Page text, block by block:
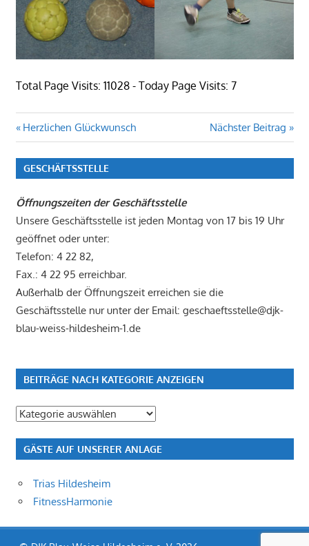
Total Page Visits: 11028 - Today Page Visits: 7
Beitragsnavigation
Vorheriger
Beitrag:
Herzlichen Glückwunsch
Nächster
Beitrag:
Nächster Beitrag
GESCHÄFTSSTELLE
Öffnungszeiten der Geschäftsstelle
Unsere Geschäftsstelle ist jeden Montag von 17 bis 19 Uhr
geöffnet oder unter:
Telefon: 4 22 82,
Fax.: 4 22 95 erreichbar.
Außerhalb der Öffnungszeit erreichen sie die
Geschäftsstelle nur unter der Email: geschaeftsstelle@djk-
blau-weiss-hildesheim-1.de
BEITRÄGE NACH KATEGORIE ANZEIGEN
Beiträge
Kategorie
GÄSTE AUF UNSERER ANLAGE
Trias Hildesheim
FitnessHarmonie